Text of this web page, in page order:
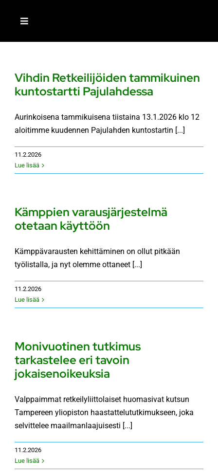
Toggle
LIITY JÄSENEKSI
MEISTÄ
AJANKOHTAISTA
RETKEILIJÄ-LEHTI
ENG
SVE
Vihdin Retkeilijöiden tammikuinen
kuntostartti Pajulahdessa
Aurinkoisena tammikuisena tiistaina 13.1.2026 klo 12
aloitimme kuudennen Pajulahden kuntostartin [...]
11.2.2026
Lue lisää
Kämppien varausjärjestelmä
otetaan käyttöön
Kämppävarausten kehittäminen on ollut pitkään
työlistalla, ja nyt olemme ottaneet [...]
11.2.2026
Lue lisää
Monivuotinen tutkimus
tarkastelee eri tavoin
jokaisenoikeuksia
Valppaimmat retkeilyliittolaiset huomasivat kutsun
Tampereen yliopiston haastattelututkimukseen, joka
selvittelee maailmanlaajuisesti [...]
11.2.2026
Lue lisää